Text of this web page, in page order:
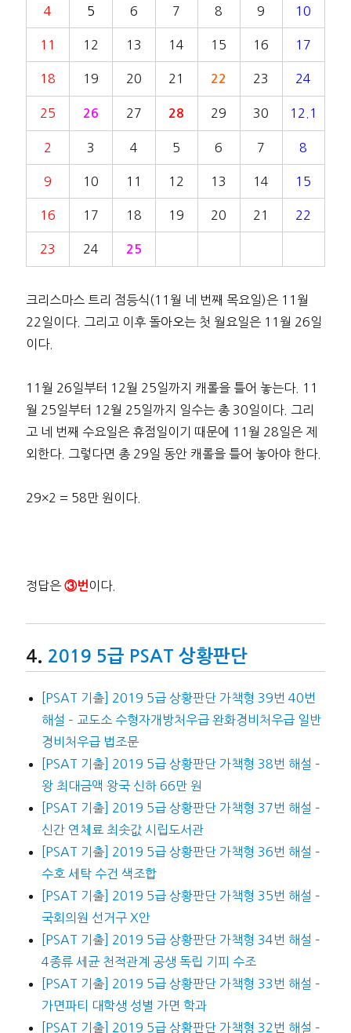
4 5 6 7 8 9 10
11 12 13 14 15 16 17
18 19 20 21 22 23 24
25 26 27 28 29 30 12.1
2 3 4 5 6 7 8
9 10 11 12 13 14 15
16 17 18 19 20 21 22
23 24 25
크리스마스 트리 점등식(11월 네 번째 목요일)은 11월
22일이다. 그리고 이후 돌아오는 첫 월요일은 11월 26일
이다.
11월 26일부터 12월 25일까지 캐롤을 틀어 놓는다. 11
월 25일부터 12월 25일까지 일수는 총 30일이다. 그리
고 네 번째 수요일은 휴점일이기 때문에 11월 28일은 제
외한다. 그렇다면 총 29일 동안 캐롤을 틀어 놓아야 한다.
29×2 = 58만 원이다.
정답은③번 이다.
2019 5급 PSAT 상황판단
[PSAT 기출] 2019 5급 상황판단 가책형 39번 40번
해설 – 교도소 수형자개방처우급 완화경비처우급 일반
경비처우급 법조문
[PSAT 기출] 2019 5급 상황판단 가책형 38번 해설 –
왕 최대금액 왕국 신하 66만 원
[PSAT 기출] 2019 5급 상황판단 가책형 37번 해설 –
신간 연체료 최솟값 시립도서관
[PSAT 기출] 2019 5급 상황판단 가책형 36번 해설 –
수호 세탁 수건 색조합
[PSAT 기출] 2019 5급 상황판단 가책형 35번 해설 –
국회의원 선거구 X안
[PSAT 기출] 2019 5급 상황판단 가책형 34번 해설 –
4종류 세균 천적관계 공생 독립 기피 수조
[PSAT 기출] 2019 5급 상황판단 가책형 33번 해설 –
가면파티 대학생 성별 가면 학과
[PSAT 기출] 2019 5급 상황판단 가책형 32번 해설 –